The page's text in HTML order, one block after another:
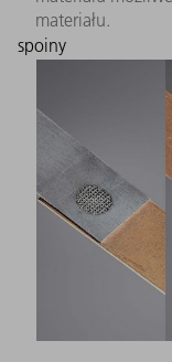
materiału.
spoiny